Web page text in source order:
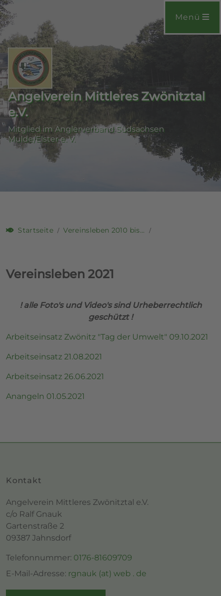
Menü
Angelverein Mittleres Zwönitztal
e.V.
Mitglied im Anglerverband Südsachsen
Mulde/Elster e. V.
Startseite Vereinsleben 2010 bis...
Vereinsleben 2021
! alle Foto's und Video's sind Urheberrechtlich
geschützt !
Arbeitseinsatz Zwönitz "Tag der Umwelt" 09.10.2021
Arbeitseinsatz 21.08.2021
Arbeitseinsatz 26.06.2021
Anangeln 01.05.2021
Kontakt
Angelverein Mittleres Zwönitztal e.V.
c/o Ralf Gnauk
Gartenstraße 2
09387 Jahnsdorf
Telefonnummer: 0176-81609709
E-Mail-Adresse: rgnauk (at) web . de